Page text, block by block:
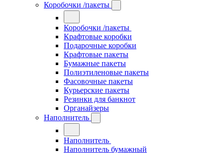
Коробочки /пакеты
Коробочки /пакеты
Крафтовые коробки
Подарочные коробки
Крафтовые пакеты
Бумажные пакеты
Полиэтиленовые пакеты
Фасовочные пакеты
Курьерские пакеты
Резинки для банкнот
Органайзеры
Наполнитель
Наполнитель
Наполнитель бумажный